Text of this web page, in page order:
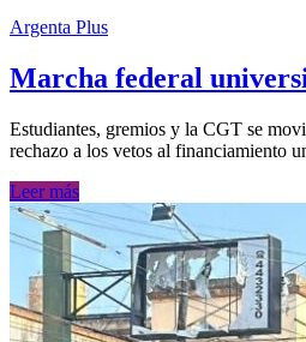
Argenta Plus
Marcha federal
Estudiantes, gremios y la CGT se
rechazo a los vetos al financiamiento
Leer más